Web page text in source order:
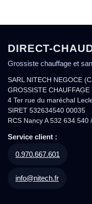
DIRECT-
Grossiste chauffage et
SARL NITECH NEGOCE
GROSSISTE
4 Ter rue du maréchal
SIRET 532634540 00035
RCS Nancy A 532 634
Service client :
0.970.667.601
info@nitech.fr